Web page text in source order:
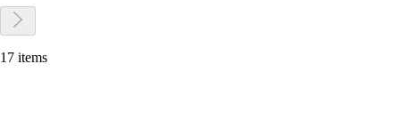
17 items